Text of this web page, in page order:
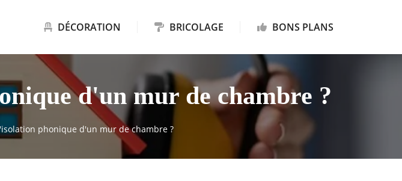
DÉCORATION BRICOLAGE BONS PLANS
d'un mur de chambre ?
phonique d'un mur de chambre ?